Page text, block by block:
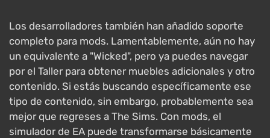
Los desarrolladores también han añadido soporte
completo para mods. Lamentablemente, aún no hay
un equivalente a "Wicked", pero ya puedes navegar
por el Taller para obtener muebles adicionales y otro
contenido. Si estás buscando específicamente ese
tipo de contenido, sin embargo, probablemente sea
mejor que regreses a The Sims. Con mods, el
simulador de EA puede transformarse básicamente